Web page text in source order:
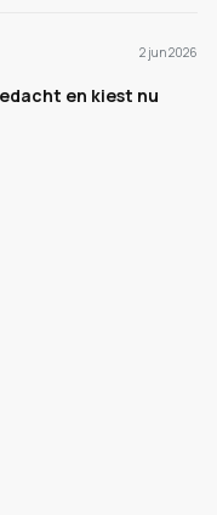
2 jun 2026
en kiest nu